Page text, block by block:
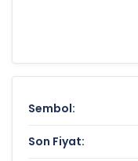
Hissenin uzun
analiz
52 haftalık
seviyesi olan
eder.
Sembol:
Son Fiyat: